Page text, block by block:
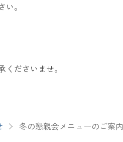
。
ださいませ。
冬の懇親会メニューのご案内